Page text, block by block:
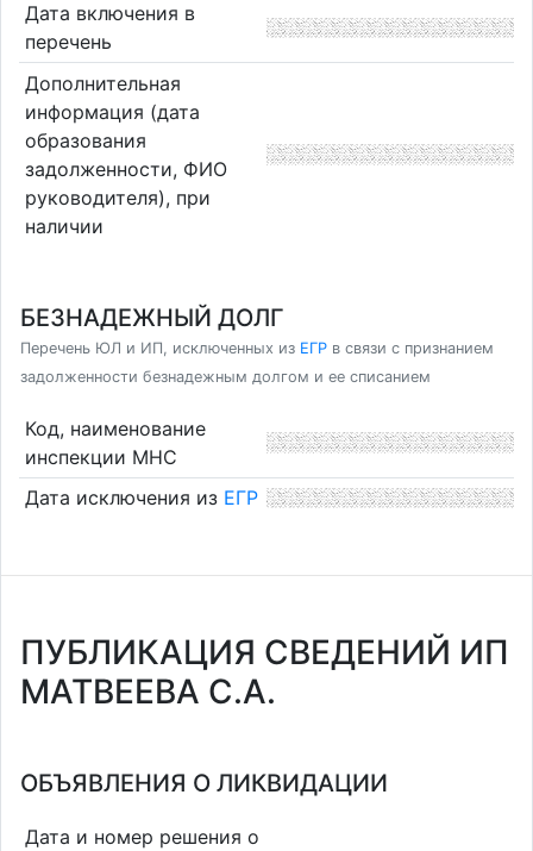
Дата включения в
перечень
Дополнительная
информация (дата
образования
задолженности, ФИО
руководителя), при
наличии
БЕЗНАДЕЖНЫЙ ДОЛГ
Перечень ЮЛ и ИП, исключенных из ЕГР в связи с признанием
задолженности безнадежным долгом и ее списанием
Код, наименование
инспекции МНС
Дата исключения из ЕГР
ПУБЛИКАЦИЯ СВЕДЕНИЙ ИП
МАТВЕЕВА С.А.
ОБЪЯВЛЕНИЯ О ЛИКВИДАЦИИ
Дата и номер решения о